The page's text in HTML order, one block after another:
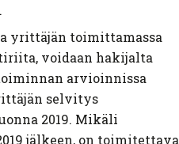
yrittäjän toimittamassa
voidaan hakijalta
arvioinnissa
selvitys
2019. Mikäli
jälkeen, on toimitettava